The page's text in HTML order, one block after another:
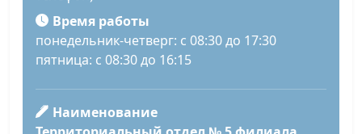
Время работы
понедельник-четверг: с 08:30 до 17:30
пятница: с 08:30 до 16:15
Наименование